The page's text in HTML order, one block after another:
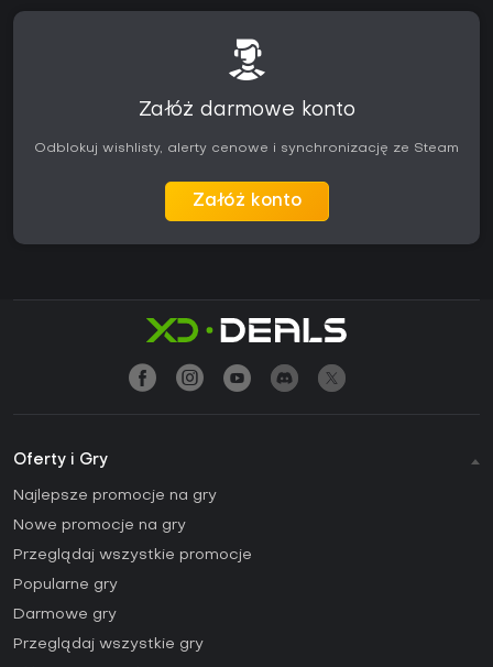
Załóż darmowe konto
Odblokuj wishlisty, alerty cenowe i synchronizację ze Steam
Załóż konto
Oferty i Gry
Najlepsze promocje na gry
Nowe promocje na gry
Przeglądaj wszystkie promocje
Popularne gry
Darmowe gry
Przeglądaj wszystkie gry